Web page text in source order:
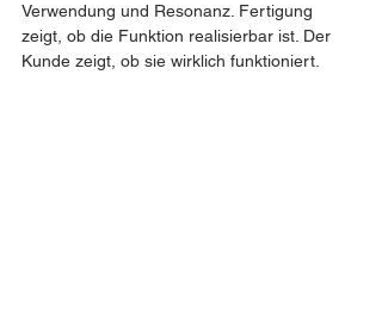
Verwendung und Resonanz. Fertigung
zeigt, ob die Funktion realisierbar ist. Der
Kunde zeigt, ob sie wirklich funktioniert.